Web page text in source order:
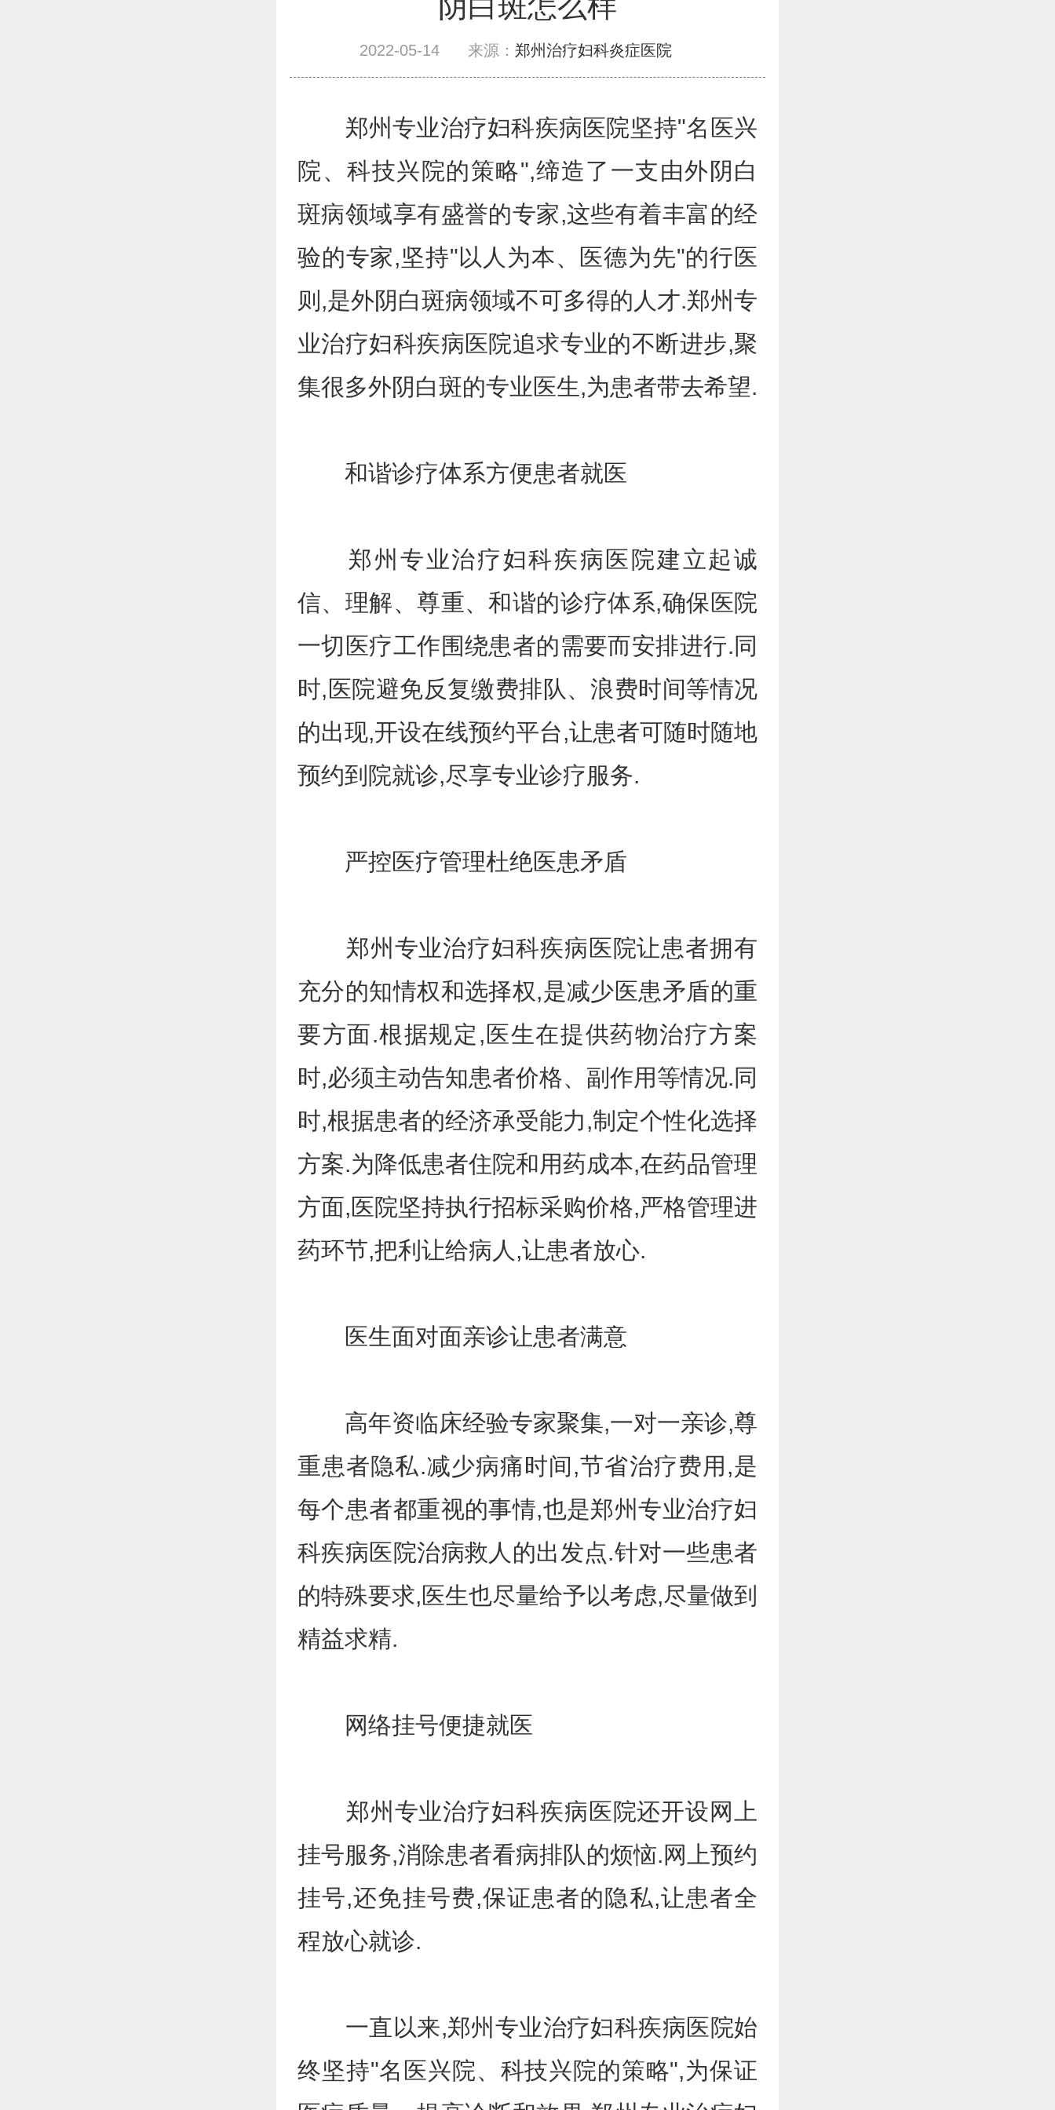
2022-05-14 来源： 郑州治疗妇科炎症医院
郑州专业治疗妇科疾病医院坚持"名医兴
院、科技兴院的策略",缔造了一支由外阴白
斑病领域享有盛誉的专家,这些有着丰富的经
验的专家,坚持"以人为本、医德为先"的行医
则,是外阴白斑病领域不可多得的人才.郑州专
业治疗妇科疾病医院追求专业的不断进步,聚
集很多外阴白斑的专业医生,为患者带去希望.
和谐诊疗体系方便患者就医
郑州专业治疗妇科疾病医院建立起诚
信、理解、尊重、和谐的诊疗体系,确保医院
一切医疗工作围绕患者的需要而安排进行.同
时,医院避免反复缴费排队、浪费时间等情况
的出现,开设在线预约平台,让患者可随时随地
预约到院就诊,尽享专业诊疗服务.
严控医疗管理杜绝医患矛盾
郑州专业治疗妇科疾病医院让患者拥有
充分的知情权和选择权,是减少医患矛盾的重
要方面.根据规定,医生在提供药物治疗方案
时,必须主动告知患者价格、副作用等情况.同
时,根据患者的经济承受能力,制定个性化选择
方案.为降低患者住院和用药成本,在药品管理
方面,医院坚持执行招标采购价格,严格管理进
药环节,把利让给病人,让患者放心.
医生面对面亲诊让患者满意
高年资临床经验专家聚集,一对一亲诊,尊
重患者隐私.减少病痛时间,节省治疗费用,是
每个患者都重视的事情,也是郑州专业治疗妇
科疾病医院治病救人的出发点.针对一些患者
的特殊要求,医生也尽量给予以考虑,尽量做到
精益求精.
网络挂号便捷就医
郑州专业治疗妇科疾病医院还开设网上
挂号服务,消除患者看病排队的烦恼.网上预约
挂号,还免挂号费,保证患者的隐私,让患者全
程放心就诊.
一直以来,郑州专业治疗妇科疾病医院始
终坚持"名医兴院、科技兴院的策略",为保证